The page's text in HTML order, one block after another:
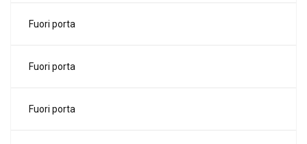
Fuori porta
Fuori porta
Fuori porta